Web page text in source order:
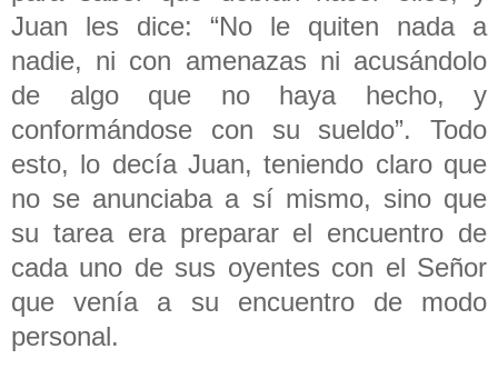
Juan les dice: “No le quiten nada a
nadie, ni con amenazas ni acusándolo
de algo que no haya hecho, y
conformándose con su sueldo”. Todo
esto, lo decía Juan, teniendo claro que
no se anunciaba a sí mismo, sino que
su tarea era preparar el encuentro de
cada uno de sus oyentes con el Señor
que venía a su encuentro de modo
personal.